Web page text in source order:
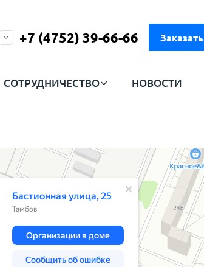
+7 (4752) 39-66-66
СОТРУДНИЧЕСТВО НОВОСТИ